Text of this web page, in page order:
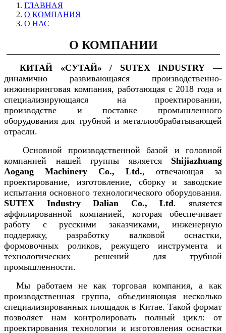
ГЛАВНАЯ
О КОМПАНИЯ
О НАС
О КОМПАНИИ
КИТАЙ «СУТАЙ» / SUTEX INDUSTRY —
динамично развивающаяся производственно-
инжиниринговая компания, работающая с 2018 года и
специализирующаяся на проектировании,
производстве и поставке промышленного
оборудования для трубной и металлообрабатывающей
отрасли.
Основной производственной базой и головной
компанией нашей группы является Shijiazhuang
Aogang Machinery Co., Ltd., отвечающая за
проектирование, изготовление, сборку и заводские
испытания основного технологического оборудования.
SUTEX Industry Dalian Co., Ltd. является
аффилированной компанией, которая обеспечивает
работу с русскими заказчиками, инженерную
поддержку, разработку валковой оснастки,
формовочных роликов, режущего инструмента и
технологических решений для трубной
промышленности.
Мы работаем не как торговая компания, а как
производственная группа, объединяющая несколько
специализированных площадок в Китае. Такой формат
позволяет нам контролировать полный цикл: от
проектирования технологии и изготовления оснастки